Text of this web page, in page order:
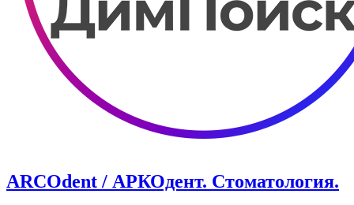
ARCOdent / АРКОдент. Стоматология.